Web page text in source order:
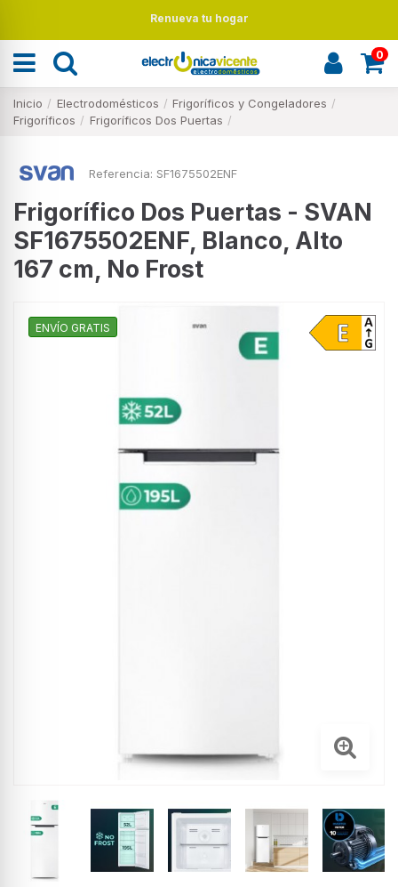
Renueva tu hogar
0
Inicio Electrodomésticos
Frigoríficos y Congeladores
Frigoríficos
Frigoríficos Dos Puertas
Referencia: SF1675502ENF
Frigorífico Dos Puertas - SVAN
SF1675502ENF, Blanco, Alto
167 cm, No Frost
ENVÍO GRATIS